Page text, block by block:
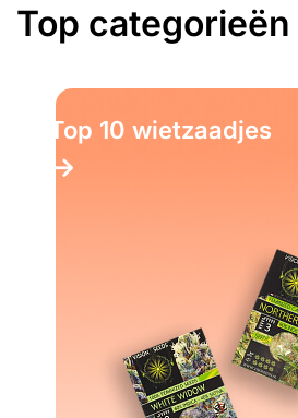
Top categorieën
Top 10 wietzaadjes